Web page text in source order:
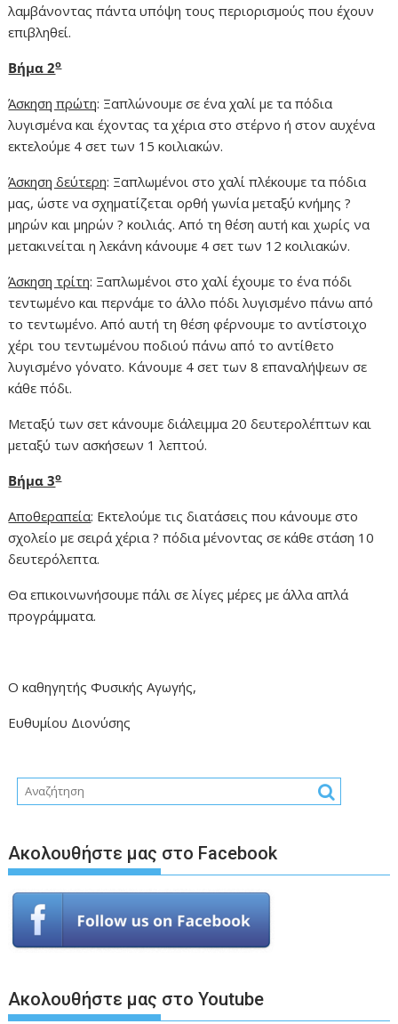
λαμβάνοντας πάντα υπόψη τους περιορισμούς που έχουν
επιβληθεί.
Βήμα 2ο
Άσκηση πρώτη: Ξαπλώνουμε σε ένα χαλί με τα πόδια
λυγισμένα και έχοντας τα χέρια στο στέρνο ή στον αυχένα
εκτελούμε 4 σετ των 15 κοιλιακών.
Άσκηση δεύτερη: Ξαπλωμένοι στο χαλί πλέκουμε τα πόδια
μας, ώστε να σχηματίζεται ορθή γωνία μεταξύ κνήμης ?
μηρών και μηρών ? κοιλιάς. Από τη θέση αυτή και χωρίς να
μετακινείται η λεκάνη κάνουμε 4 σετ των 12 κοιλιακών.
Άσκηση τρίτη: Ξαπλωμένοι στο χαλί έχουμε το ένα πόδι
τεντωμένο και περνάμε το άλλο πόδι λυγισμένο πάνω από
το τεντωμένο. Από αυτή τη θέση φέρνουμε το αντίστοιχο
χέρι του τεντωμένου ποδιού πάνω από το αντίθετο
λυγισμένο γόνατο. Κάνουμε 4 σετ των 8 επαναλήψεων σε
κάθε πόδι.
Μεταξύ των σετ κάνουμε διάλειμμα 20 δευτερολέπτων και
μεταξύ των ασκήσεων 1 λεπτού.
Βήμα 3ο
Αποθεραπεία: Εκτελούμε τις διατάσεις που κάνουμε στο
σχολείο με σειρά χέρια ? πόδια μένοντας σε κάθε στάση 10
δευτερόλεπτα.
Θα επικοινωνήσουμε πάλι σε λίγες μέρες με άλλα απλά
προγράμματα.
Ο καθηγητής Φυσικής Αγωγής,
Ευθυμίου Διονύσης
Ακολουθήστε μας στο Facebook
Ακολουθήστε μας στο Youtube